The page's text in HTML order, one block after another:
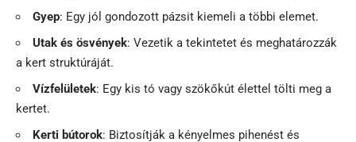
Gyep: Egy jól gondozott pázsit kiemeli a többi elemet.
Utak és ösvények: Vezetik a tekintetet és meghatározzák
a kert struktúráját.
Vízfelületek: Egy kis tó vagy szökőkút élettel tölti meg a
kertet.
Kerti bútorok: Biztosítják a kényelmes pihenést és